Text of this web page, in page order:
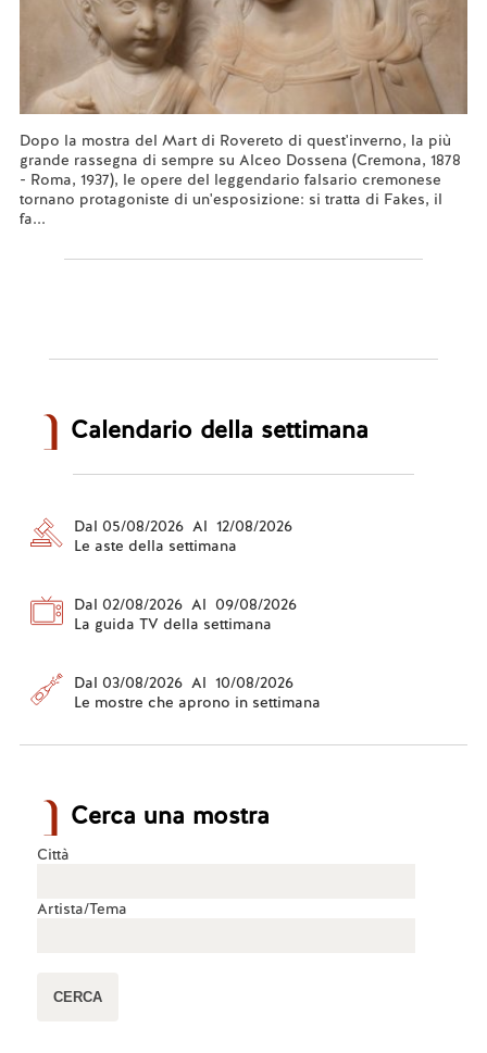
Dopo la mostra del Mart di Rovereto di quest'inverno, la più
grande rassegna di sempre su Alceo Dossena (Cremona, 1878
- Roma, 1937), le opere del leggendario falsario cremonese
tornano protagoniste di un'esposizione: si tratta di Fakes, il
fa...
Calendario della settimana
Dal 05/08/2026 Al 12/08/2026
Le aste della settimana
Dal 02/08/2026 Al 09/08/2026
La guida TV della settimana
Dal 03/08/2026 Al 10/08/2026
Le mostre che aprono in settimana
Cerca una mostra
Città
Artista/Tema